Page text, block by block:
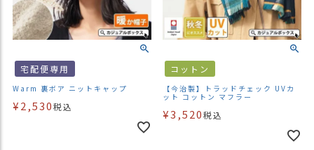
宅配便専用
Warm 裏ボア ニットキャップ
¥2,530税込
コットン
【今治製】トラッドチェック UVカ
ット コットン マフラー
¥3,520税込